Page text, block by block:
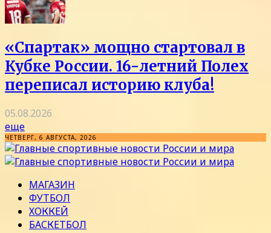
«Спартак» мощно стартовал в
Кубке России. 16-летний Полех
переписал историю клуба!
05.08.2026
еще
ЧЕТВЕРГ, 6 АВГУСТА, 2026
МАГАЗИН
ФУТБОЛ
ХОККЕЙ
БАСКЕТБОЛ